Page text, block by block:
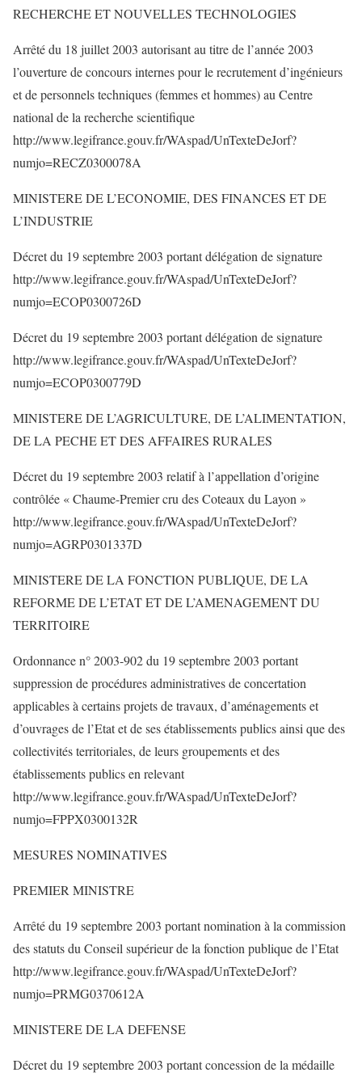
RECHERCHE ET NOUVELLES TECHNOLOGIES
Arrêté du 18 juillet 2003 autorisant au titre de l’année 2003
l’ouverture de concours internes pour le recrutement d’ingénieurs
et de personnels techniques (femmes et hommes) au Centre
national de la recherche scientifique
http://www.legifrance.gouv.fr/WAspad/UnTexteDeJorf?
numjo=RECZ0300078A
MINISTERE DE L’ECONOMIE, DES FINANCES ET DE
L’INDUSTRIE
Décret du 19 septembre 2003 portant délégation de signature
http://www.legifrance.gouv.fr/WAspad/UnTexteDeJorf?
numjo=ECOP0300726D
Décret du 19 septembre 2003 portant délégation de signature
http://www.legifrance.gouv.fr/WAspad/UnTexteDeJorf?
numjo=ECOP0300779D
MINISTERE DE L’AGRICULTURE, DE L’ALIMENTATION,
DE LA PECHE ET DES AFFAIRES RURALES
Décret du 19 septembre 2003 relatif à l’appellation d’origine
contrôlée « Chaume-Premier cru des Coteaux du Layon »
http://www.legifrance.gouv.fr/WAspad/UnTexteDeJorf?
numjo=AGRP0301337D
MINISTERE DE LA FONCTION PUBLIQUE, DE LA
REFORME DE L’ETAT ET DE L’AMENAGEMENT DU
TERRITOIRE
Ordonnance n° 2003-902 du 19 septembre 2003 portant
suppression de procédures administratives de concertation
applicables à certains projets de travaux, d’aménagements et
d’ouvrages de l’Etat et de ses établissements publics ainsi que des
collectivités territoriales, de leurs groupements et des
établissements publics en relevant
http://www.legifrance.gouv.fr/WAspad/UnTexteDeJorf?
numjo=FPPX0300132R
MESURES NOMINATIVES
PREMIER MINISTRE
Arrêté du 19 septembre 2003 portant nomination à la commission
des statuts du Conseil supérieur de la fonction publique de l’Etat
http://www.legifrance.gouv.fr/WAspad/UnTexteDeJorf?
numjo=PRMG0370612A
MINISTERE DE LA DEFENSE
Décret du 19 septembre 2003 portant concession de la médaille